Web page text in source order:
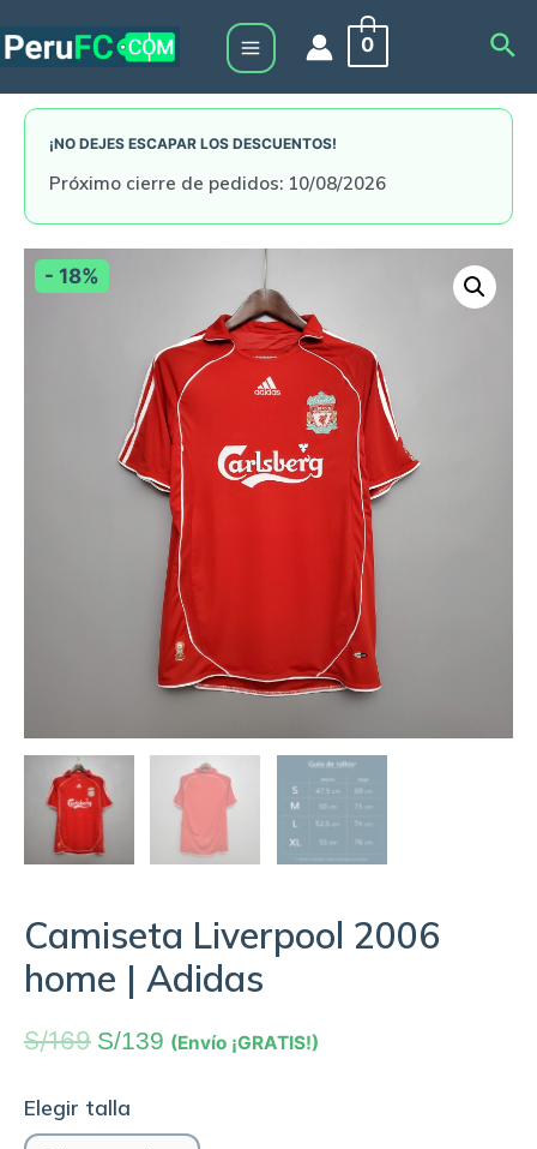
to
Main
Menu
0
¡NO DEJES ESCAPAR LOS DESCUENTOS!
Próximo cierre de pedidos: 10/08/2026
- 18%
Camiseta Liverpool 2006
home | Adidas
S/169 S/139 (Envío ¡GRATIS!)
Elegir talla